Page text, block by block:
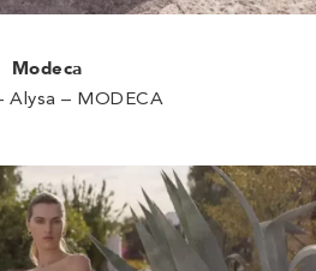
Modeca
Alysa – MODECA